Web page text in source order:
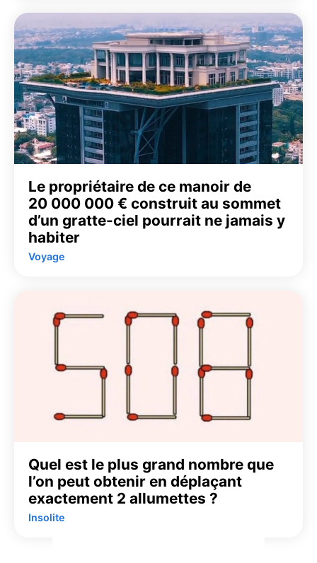
Le propriétaire de ce manoir de
20 000 000 € construit au sommet
d’un gratte-ciel pourrait ne jamais y
habiter
Voyage
Quel est le plus grand nombre que
l’on peut obtenir en déplaçant
exactement 2 allumettes ?
Insolite